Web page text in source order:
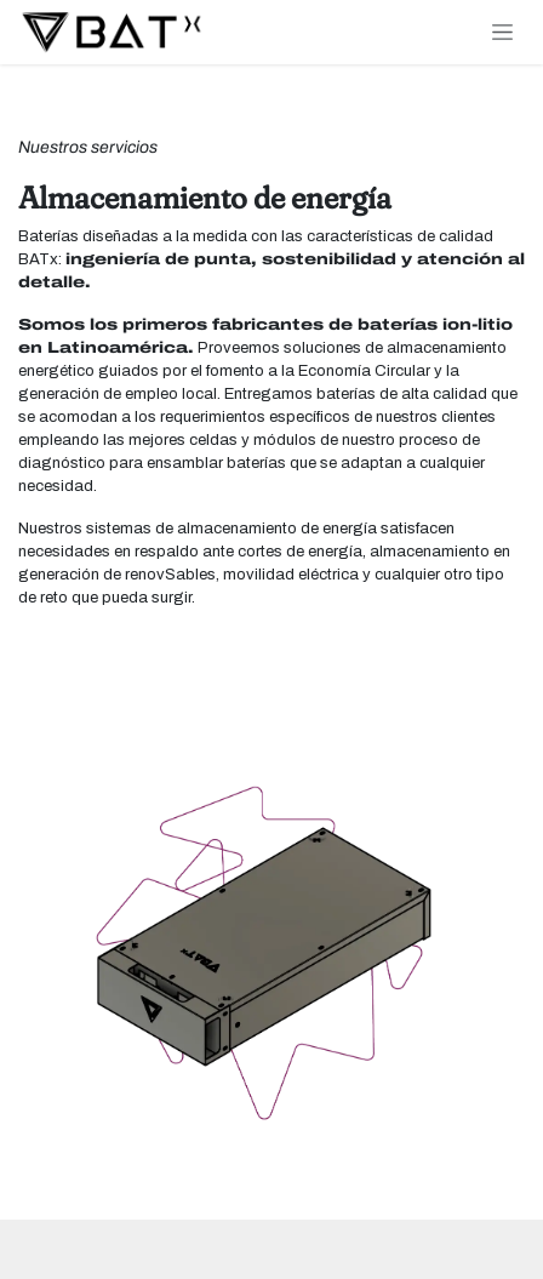
Ir al contenido
Nuestros servicios
Almacenamiento de energía
Baterías diseñadas a la medida con las características de calidad
BATx: ingeniería de punta, sostenibilidad y atención al
detalle.
Somos los primeros fabricantes de baterías ion-litio
en Latinoamérica. Proveemos soluciones de almacenamiento
energético guiados por el fomento a la Economía Circular y la
generación de empleo local. Entregamos baterías de alta calidad que
se acomodan a los requerimientos específicos de nuestros clientes
empleando las mejores celdas y módulos de nuestro proceso de
diagnóstico para ensamblar baterías que se adaptan a cualquier
necesidad.
Nuestros sistemas de almacenamiento de energía satisfacen
necesidades en respaldo ante cortes de energía, almacenamiento en
generación de renovSables, movilidad eléctrica y cualquier otro tipo
de reto que pueda surgir.